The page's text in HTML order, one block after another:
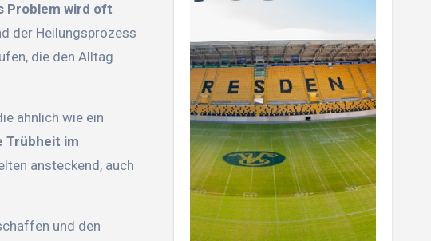
Problem wird oft
der Heilungsprozess
die den Alltag
ähnlich wie ein
Trübheit im
ansteckend, auch
und den